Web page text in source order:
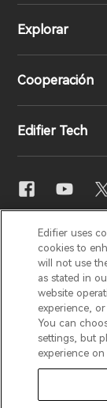
Altavoces
Soporte del
Declaración
Explorar
Nuestra
Cooperación
Conviértase
Edifier Tech
Ajuste de
Streaming
EDIFIER
Aviso de
Política de
No vender mi
España /
Edifier uses
cookies to
will not use
as stated in
website
experience,
You can
settings, but
experience